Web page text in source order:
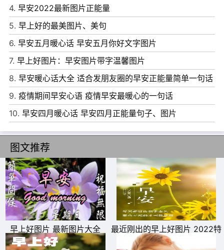
6、女人这一生，唯有美，不可妥协;唯有自己，不可辜负;
因为全世界，你最珍贵早安。
7、自己的人生只有一个主人，那就是我们自己，行走在自
己铺设的人生轨迹上，一定是最开心最能取得成就的!早安!
8、要有足够的勇气去追随自己的内心，因为那里有你真正
想要成为的样子!早安，勇往直前的你。
9、早上醒来笑一笑，情绪快乐精神好;活络胫骨扭扭腰，生
情绪，早安!
10、一直优秀并且不懈努力的人知道这个世界比自己优秀的
人太多了，若不努力，就会被淘汰。永远在赶超前面的人，
永远在走上坡路。早安，愿你所有的努力都是上坡路!
4. 早安2022最新图片正能量
5. 早上好的最美图片、美句
6. 早安五月暖心话 早安五月你好文字图片
7. 早上好图片：早安图片带字温馨图片
8. 早安暖心话大全 适合发朋友圈的早安正能量简单一句话
9. 疫情期间早安心语 疫情早安最暖心的一句话
10. 早安四月暖心话 早安四月正能量句子、图片
图文推荐
早上好图片 最新图片大全
最近刚出的早上好图片 2022特
别漂亮的早上好图片